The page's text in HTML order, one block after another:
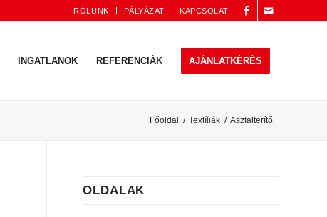
RÓLUNK PÁLYÁZAT KAPCSOLAT
INGATLANOK REFERENCIÁK AJÁNLATKÉRÉS
Főoldal / Textíliák / Asztalterítő
OLDALAK